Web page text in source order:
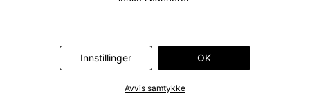
Innstillinger OK
Avvis samtykke